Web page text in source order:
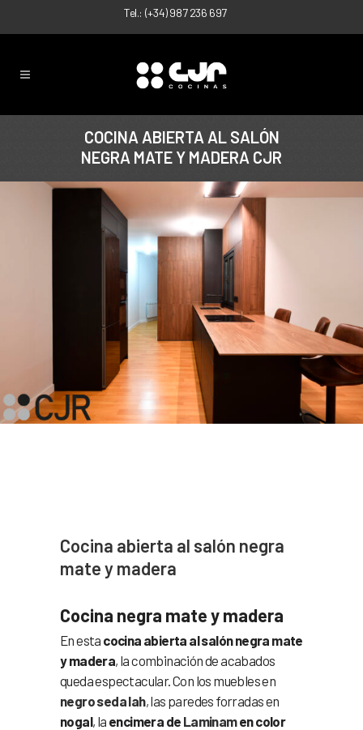
Tel.: (+34) 987 236 697
COCINA ABIERTA AL SALÓN
NEGRA MATE Y MADERA CJR
Cocina abierta al salón negra
mate y madera
Cocina negra mate y madera
En esta cocina abierta al salón negra mate
y madera, la combinación de acabados
queda espectacular. Con los muebles en
negro seda lah, las paredes forradas en
nogal, la encimera de Laminamen color